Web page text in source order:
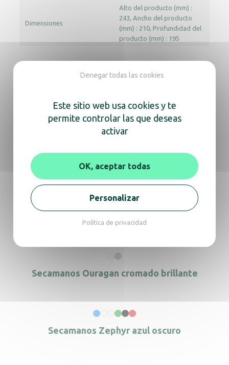
Dimensiones
Alto del producto (mm) :
243 Ancho del producto
(mm) : 210 Profundidad del
producto (mm) : 195
Documentación
Aviso Ficha técnica
En la misma gama, descubra
también
Secamanos Ouragan cromado brillante
Secamanos Zephyr azul oscuro
Este sitio web usa cookies y te
permite controlar las que deseas
activar
OK, aceptar todas
Denegar todas las cookies
Personalizar
Política de privacidad